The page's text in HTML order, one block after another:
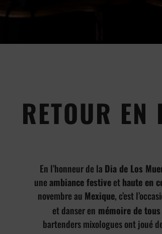
RETOUR EN
En l’honneur de la Dia de Los
uneambiance festiveethaute en
novembre au Mexique, c’est
et danser en mémoire de tous
bartenders mixologues ont joué